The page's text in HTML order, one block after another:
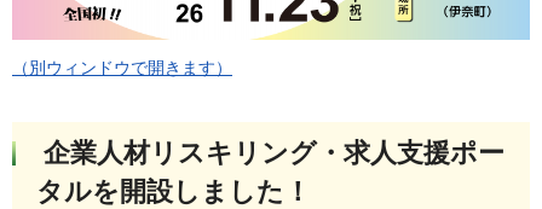
（別ウィンドウで開きます）
企業人材リスキリング・求人支援ポー
タルを開設しました！